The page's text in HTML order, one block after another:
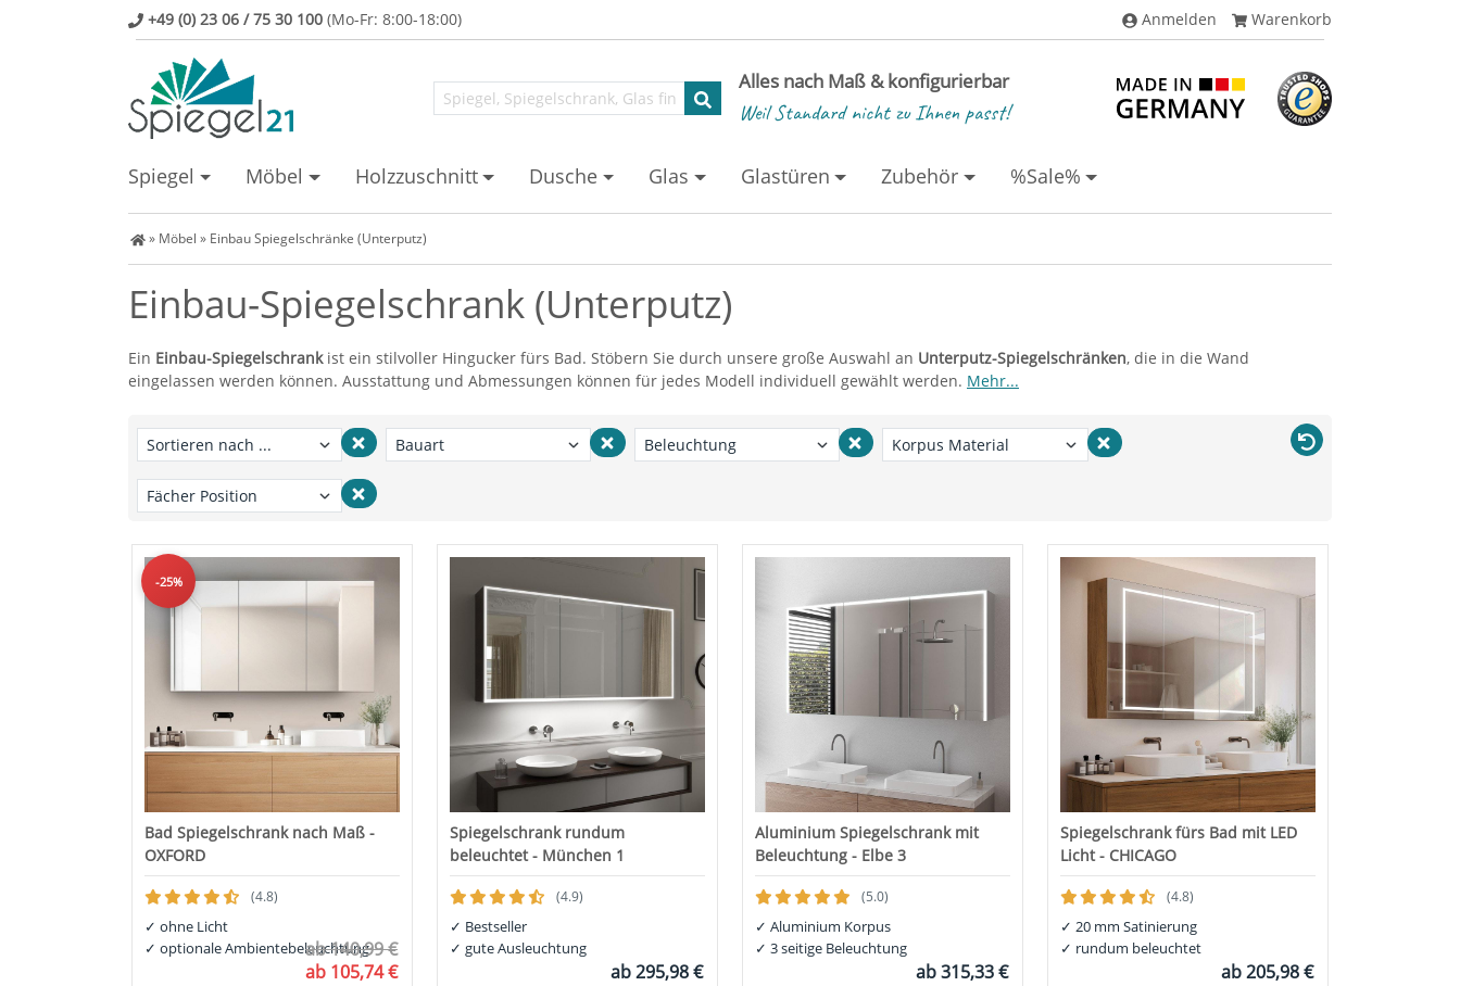
+49 (0) 23 06 / 75 30 100 (Mo-Fr: 8:00-18:00) Anmelden Warenkorb
Alles nach Maß & konfigurierbar
Weil Standard nicht zu Ihnen passt!
Spiegel Möbel Holzzuschnitt Dusche Glas Glastüren Zubehör %Sale%
Spiegel Shop
» Möbel » Einbau Spiegelschränke (Unterputz)
Einbau-Spiegelschrank (Unterputz)
Ein Einbau-Spiegelschrankist ein stilvoller Hingucker fürs Bad. Stöbern Sie durch unsere große Auswahl an Unterputz-Spiegelschränken, die in die Wand
eingelassen werden können. Ausstattung und Abmessungen können für jedes Modell individuell gewählt werden. Mehr...
-25%
Bad Spiegelschrank nach Maß -
OXFORD
(4.8)
✓ ohne Licht
✓ optionale Ambientebeleuchtung
ab140,99 €
ab 105,74 €
Spiegelschrank rundum
beleuchtet - München 1
(4.9)
✓ Bestseller
✓ gute Ausleuchtung
ab295,98 €
Aluminium Spiegelschrank mit
Beleuchtung - Elbe 3
(5.0)
✓ Aluminium Korpus
✓ 3 seitige Beleuchtung
ab315,33 €
Spiegelschrank fürs Bad mit LED
Licht - CHICAGO
(4.8)
✓ 20 mm Satinierung
✓ rundum beleuchtet
ab205,98 €